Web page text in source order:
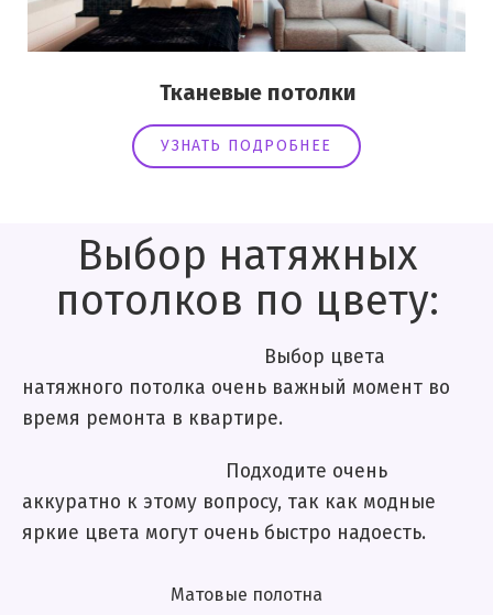
Тканевые потолки
УЗНАТЬ ПОДРОБНЕЕ
Выбор натяжных
потолков по цвету:
Выбор цвета
натяжного потолка очень важный момент во
время ремонта в квартире.
Подходите очень
аккуратно к этому вопросу, так как модные
яркие цвета могут очень быстро надоесть.
Матовые полотна